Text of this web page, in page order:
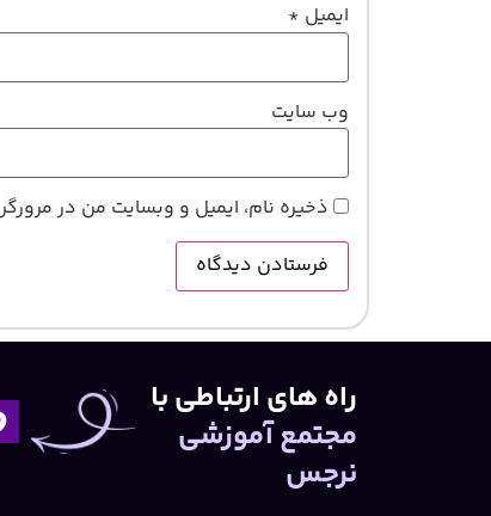
ایمیل *
وب‌ سایت
ذخیره نام، ایمیل و وبسایت من در
راه های ارتباطی با
مجتمع آموزشی
نرجس